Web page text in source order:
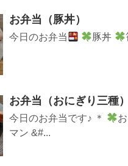
お弁当（豚丼）
今日のお弁当 豚丼
お弁当（おにぎり三種）
今日のお弁当です♪ ＊
マン &#...